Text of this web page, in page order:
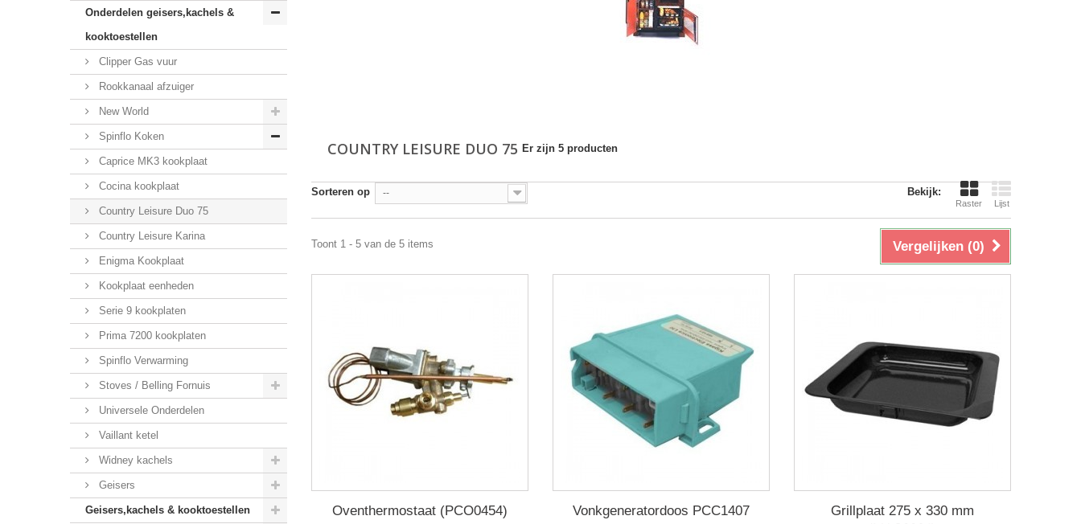
Onderdelen geisers,kachels &
kooktoestellen
Clipper Gas vuur
Rookkanaal afzuiger
New World
Spinflo Koken
Caprice MK3 kookplaat
Cocina kookplaat
Country Leisure Duo 75
Country Leisure Karina
Enigma Kookplaat
Kookplaat eenheden
Serie 9 kookplaten
Prima 7200 kookplaten
Spinflo Verwarming
Stoves / Belling Fornuis
Universele Onderdelen
Vaillant ketel
Widney kachels
Geisers
Geisers,kachels & kooktoestellen
COUNTRY LEISURE DUO 75 Er zijn 5 producten
Bekijk:
Raster Lijst
Sorteren op --
Vergelijken (0)
Toont 1 - 5 van de 5 items
Oventhermostaat (PCO0454) Vonkgeneratordoos PCC1407
Grillplaat 275 x 330 mm